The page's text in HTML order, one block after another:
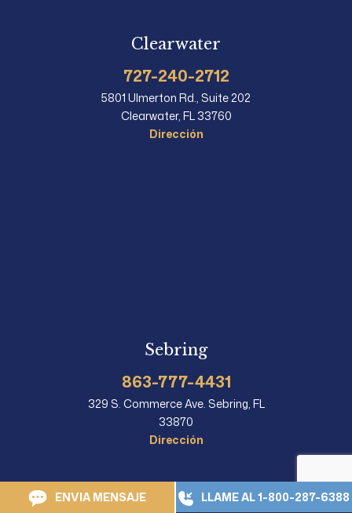
Clearwater
727-240-2712
5801 Ulmerton Rd., Suite 202
Clearwater, FL 33760
Dirección
Sebring
863-777-4431
329 S. Commerce Ave. Sebring, FL
33870
Dirección
ENVIA MENSAJE LLAME AL 1-800-287-6388